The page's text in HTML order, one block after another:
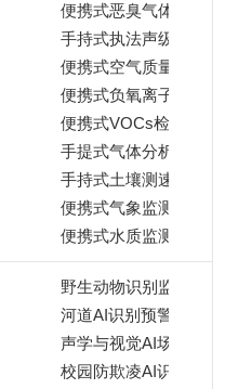
便携式恶臭气体检测仪
手持式执法声级计
便携式空气质量监测仪
便携式负氧离子检测仪
便携式VOCs检测仪
手提式气体分析仪
手持式土壤测速仪
便携式气象监测仪
便携式水质监测仪
野生动物识别监测
河道AI识别预警
声学与视觉AI场景
校园防欺凌AI识别系统